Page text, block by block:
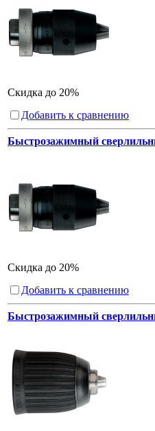
Скидка до 20%
Добавить к сравнению
Быстрозажимный
Скидка до 20%
Добавить к сравнению
Быстрозажимный